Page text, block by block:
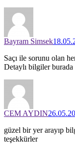
Bayram Simsek
Saçı ile sorunu olan
Detaylı bilgiler burada
CEM AYDIN
güzel bir yer arayıp
teşekkürler